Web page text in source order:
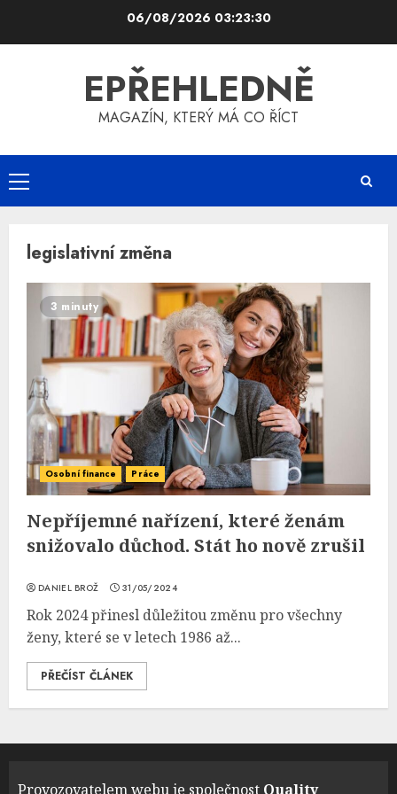
06/08/2026 03:23:30
EPŘEHLEDNĚ
MAGAZÍN, KTERÝ MÁ CO ŘÍCT
Primary
Menu
legislativní změna
3 minuty
Osobní finance Práce
Nepříjemné nařízení, které ženám
snižovalo důchod. Stát ho nově zrušil
DANIEL BROŽ 31/05/2024
Rok 2024 přinesl důležitou změnu pro všechny
ženy, které se v letech 1986 až...
PŘEČÍST ČLÁNEK
Provozovatelem webu je společnost Quality